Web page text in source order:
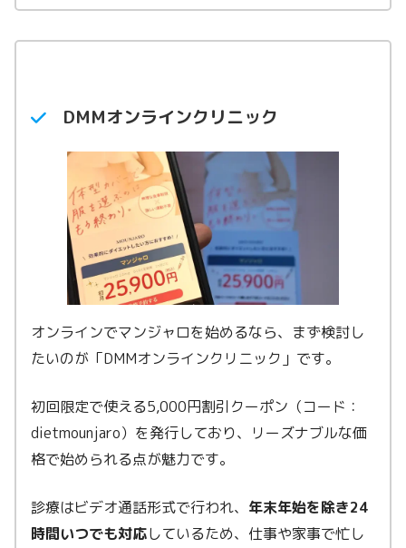
DMMオンラインクリニック
オンラインでマンジャロを始めるなら、まず検討し
たいのが「DMMオンラインクリニック」です。
初回限定で使える5,000円割引クーポン（コード：
dietmounjaro）を発行しており、リーズナブルな価
格で始められる点が魅力です。
診療はビデオ通話形式で行われ、 年末年始を除き24
時間いつでも対応しているため、仕事や家事で忙し